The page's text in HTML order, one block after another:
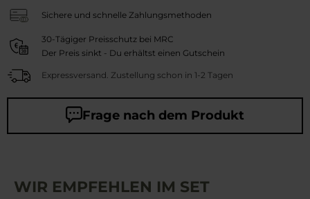
Sichere und schnelle Zahlungsmethoden
30-Tägiger Preisschutz bei MRC
Der Preis sinkt - Du erhältst einen Gutschein
Expressversand. Zustellung schon in 1-2 Tagen
Frage nach dem Produkt
WIR EMPFEHLEN IM SET